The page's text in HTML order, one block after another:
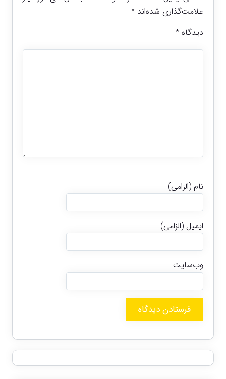
علامت‌گذاری شده‌اند*
دیدگاه*
نام (الزامی)
ایمیل (الزامی)
وب‌سایت